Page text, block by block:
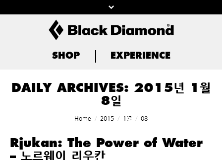
SHOP EXPERIENCE
DAILY ARCHIVES: 2015년 1월
8일
Home 2015 1월 08
Rjukan: The Power of Water
– 노르웨이 리우칸